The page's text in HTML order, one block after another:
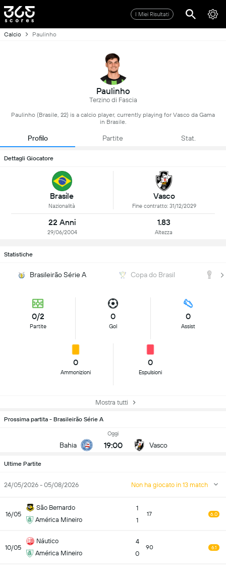
I Miei Risultati
Calcio Paulinho
Paulinho
Terzino di Fascia
Paulinho (Brasile, 22) is a calcio player, currently playing for Vasco da Gama
in Brasile.
Profilo Partite Stat.
Dettagli Giocatore
Brasile
Nazionalità
Vasco
Fine contratto: 31/12/2029
22 Anni
29/06/2004
1.83
Altezza
Statistiche
Brasileirão Série A Copa do Brasil
0/2
Partite
0
Gol
0
Assist
0
Ammonizioni
0
Espulsioni
Mostra tutti
Prossima partita - Brasileirão Série A
Bahia
Oggi
19:00 Vasco
Ultime Partite
24/05/2026 - 05/08/2026 Non ha giocato in 13 match
16/05
São Bernardo
América Mineiro
1
1
17 6.0
10/05
Náutico
América Mineiro
4
0
90 6.1